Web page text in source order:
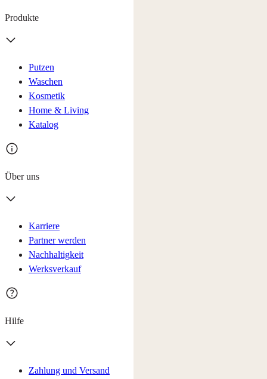
Produkte
Putzen
Waschen
Kosmetik
Home & Living
Katalog
Über uns
Karriere
Partner werden
Nachhaltigkeit
Werksverkauf
Hilfe
Zahlung und Versand